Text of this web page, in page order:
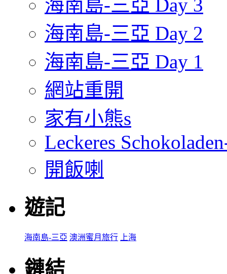
海南島-三亞 Day 3
海南島-三亞 Day 2
海南島-三亞 Day 1
網站重開
家有小熊s
Leckeres
開飯喇
遊記
海南島-三亞 澳洲蜜月旅行 上海
鏈結